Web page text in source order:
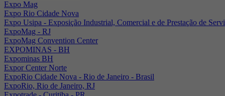
Expo Mag
Expo Rio Cidade Nova
Expo Usipa - Exposição Industrial, Comercial e de Prestação de
ExpoMag - RJ
ExpoMag Convention Center
EXPOMINAS - BH
Expominas BH
Expor Center Norte
ExpoRio Cidade Nova - Rio de Janeiro - Brasil
ExpoRio, Rio de Janeiro, RJ